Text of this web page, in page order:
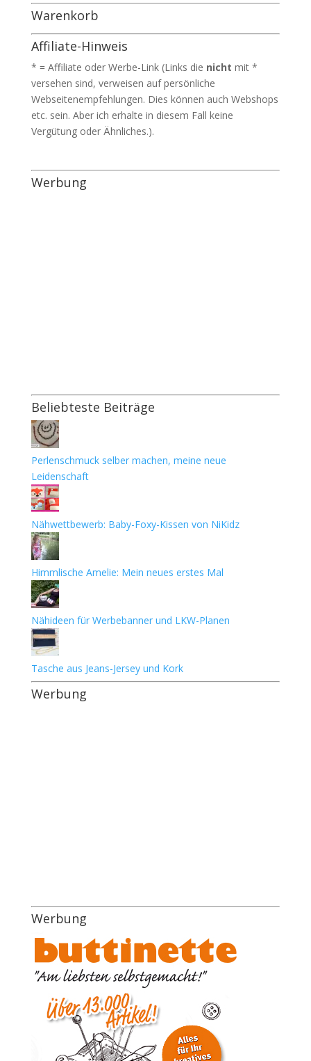
Warenkorb
Affiliate-Hinweis
* = Affiliate oder Werbe-Link (Links die nicht mit *
versehen sind, verweisen auf persönliche
Webseitenempfehlungen. Dies können auch Webshops
etc. sein. Aber ich erhalte in diesem Fall keine
Vergütung oder Ähnliches.).
Werbung
Beliebteste Beiträge
Perlenschmuck selber machen, meine neue
Leidenschaft
Nähwettbewerb: Baby-Foxy-Kissen von NiKidz
Himmlische Amelie: Mein neues erstes Mal
Nähideen für Werbebanner und LKW-Planen
Tasche aus Jeans-Jersey und Kork
Werbung
Werbung